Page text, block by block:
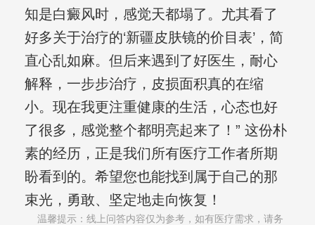
知是白癜风时，感觉天都塌了。尤其看了
好多关于治疗的‘新疆皮肤镜的价目表’，简
直心乱如麻。但后来遇到了好医生，耐心
解释，一步步治疗，皮损面积真的在缩
小。现在我更注重健康的生活，心态也好
了很多，感觉整个都明亮起来了！” 这份朴
素的经历，正是我们所有医疗工作者所期
盼看到的。希望您也能找到属于自己的那
束光，勇敢、坚定地走向恢复！
温馨提示：线上问答内容仅为参考，如有医疗需求，请务